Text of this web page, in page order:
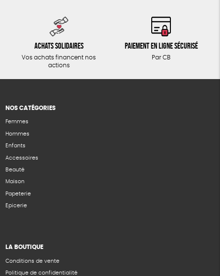
Achats solidaires
Vos achats financent nos
actions
Paiement en ligne sécurisé
Par CB
NOS CATÉGORIES
Femmes
Hommes
Enfants
Accessoires
Beauté
Maison
Papeterie
Epicerie
LA BOUTIQUE
Conditions de vente
Politique de confidentialité